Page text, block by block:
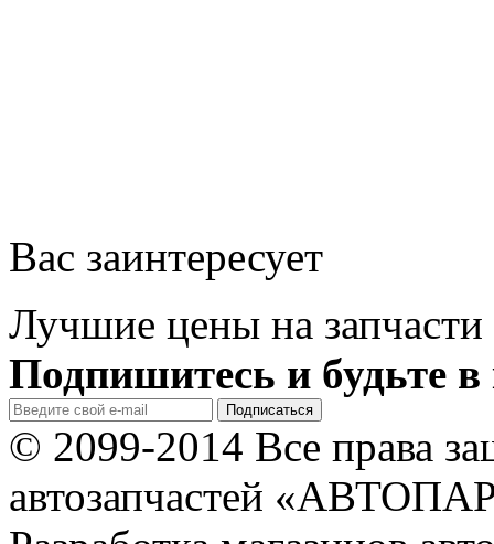
Вас заинтересует
Лучшие цены на запчасти
Подпишитесь и будьте в
© 2099-2014 Все права
автозапчастей